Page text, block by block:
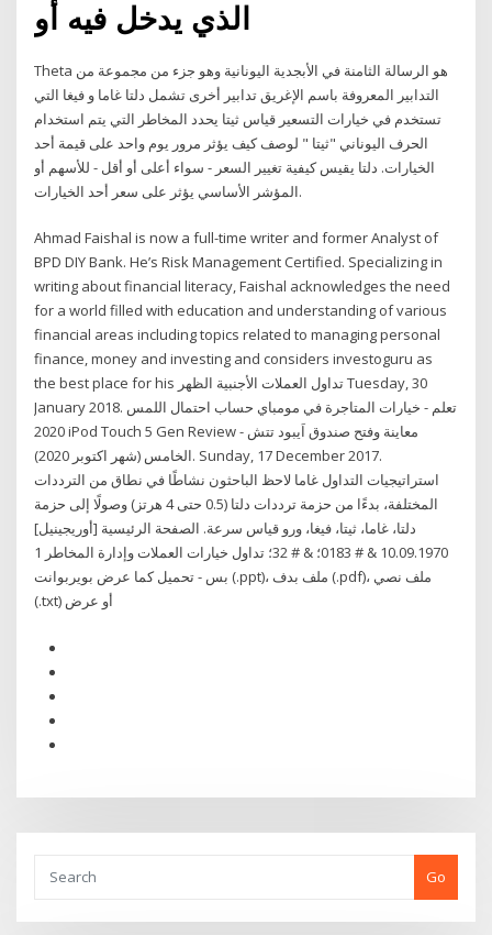
الذي يدخل فيه أو
Theta هو الرسالة الثامنة في الأبجدية اليونانية وهو جزء من مجموعة من
التدابير المعروفة باسم الإغريق تدابير أخرى تشمل دلتا غاما و فيغا التي
تستخدم في خيارات التسعير قياس ثيتا يحدد المخاطر التي يتم استخدام
الحرف اليوناني "ثيتا " لوصف كيف يؤثر مرور يوم واحد على قيمة أحد
الخيارات. دلتا يقيس كيفية تغيير السعر - سواء أعلى أو أقل - للأسهم أو
المؤشر الأساسي يؤثر على سعر أحد الخيارات.
Ahmad Faishal is now a full-time writer and former Analyst of
BPD DIY Bank. He’s Risk Management Certified. Specializing in
writing about financial literacy, Faishal acknowledges the need
for a world filled with education and understanding of various
financial areas including topics related to managing personal
finance, money and investing and considers investoguru as
the best place for his تداول العملات الأجنبية الظهر Tuesday, 30
January 2018. تعلم - خيارات المتاجرة في مومباي حساب احتمال اللمس
2020 iPod Touch 5 Gen Review - معاينة وفتح صندوق اَيبود تتش
الخامس (شهر اكتوبر 2020). Sunday, 17 December 2017.
استراتيجيات التداول غاما لاحظ الباحثون نشاطًا في نطاق من الترددات
المختلفة، بدءًا من حزمة ترددات دلتا (0.5 حتى 4 هرتز) وصولًا إلى حزمة
دلتا، غاما، ثيتا، فيغا، ورو قياس سرعة. الصفحة الرئيسية [أوريجينيل]
10.09.1970 & # 0183؛ & # 32؛ تداول خيارات العملات وإدارة المخاطر 1
بس - تحميل كما عرض بويربوانت (.ppt)، ملف بدف (.pdf)، ملف نصي
(.txt) أو عرض
Go